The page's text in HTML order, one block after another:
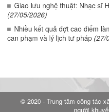
Giao lưu nghệ thuật: Nhạc sĩ
(27/05/2026)
Nhiều kết quả đợt cao điểm
can phạm và lý lịch tư pháp (27/
© 2020 - Trung tâm công tác
người